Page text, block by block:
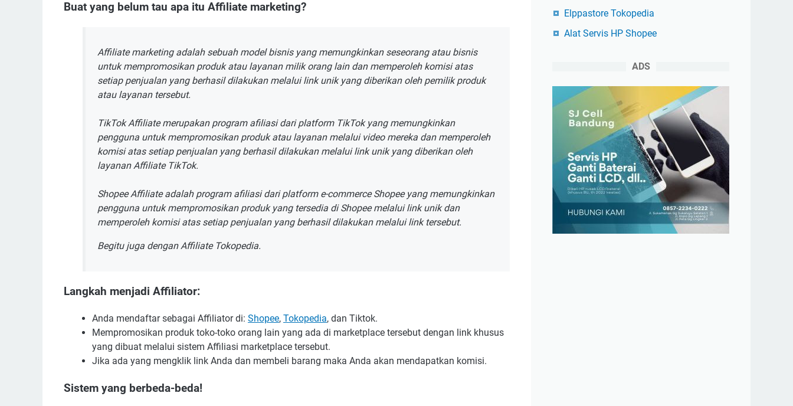
Buat yang belum tau apa itu Affiliate marketing?
Affiliate marketing adalah sebuah model bisnis yang memungkinkan seseorang atau bisnis
untuk mempromosikan produk atau layanan milik orang lain dan memperoleh komisi atas
setiap penjualan yang berhasil dilakukan melalui link unik yang diberikan oleh pemilik produk
atau layanan tersebut.
TikTok Affiliate merupakan program afiliasi dari platform TikTok yang memungkinkan
pengguna untuk mempromosikan produk atau layanan melalui video mereka dan memperoleh
komisi atas setiap penjualan yang berhasil dilakukan melalui link unik yang diberikan oleh
layanan Affiliate TikTok.
Shopee Affiliate adalah program afiliasi dari platform e-commerce Shopee yang memungkinkan
pengguna untuk mempromosikan produk yang tersedia di Shopee melalui link unik dan
memperoleh komisi atas setiap penjualan yang berhasil dilakukan melalui link tersebut.
Begitu juga dengan Affiliate Tokopedia.
Langkah menjadi Affiliator:
Anda mendaftar sebagai Affiliator di: Shopee, Tokopedia, dan Tiktok.
Mempromosikan produk toko-toko orang lain yang ada di marketplace tersebut dengan link khusus
yang dibuat melalui sistem Affiliasi marketplace tersebut.
Jika ada yang mengklik link Anda dan membeli barang maka Anda akan mendapatkan komisi.
Sistem yang berbeda-beda!
Elppastore Tokopedia
Alat Servis HP Shopee
ADS